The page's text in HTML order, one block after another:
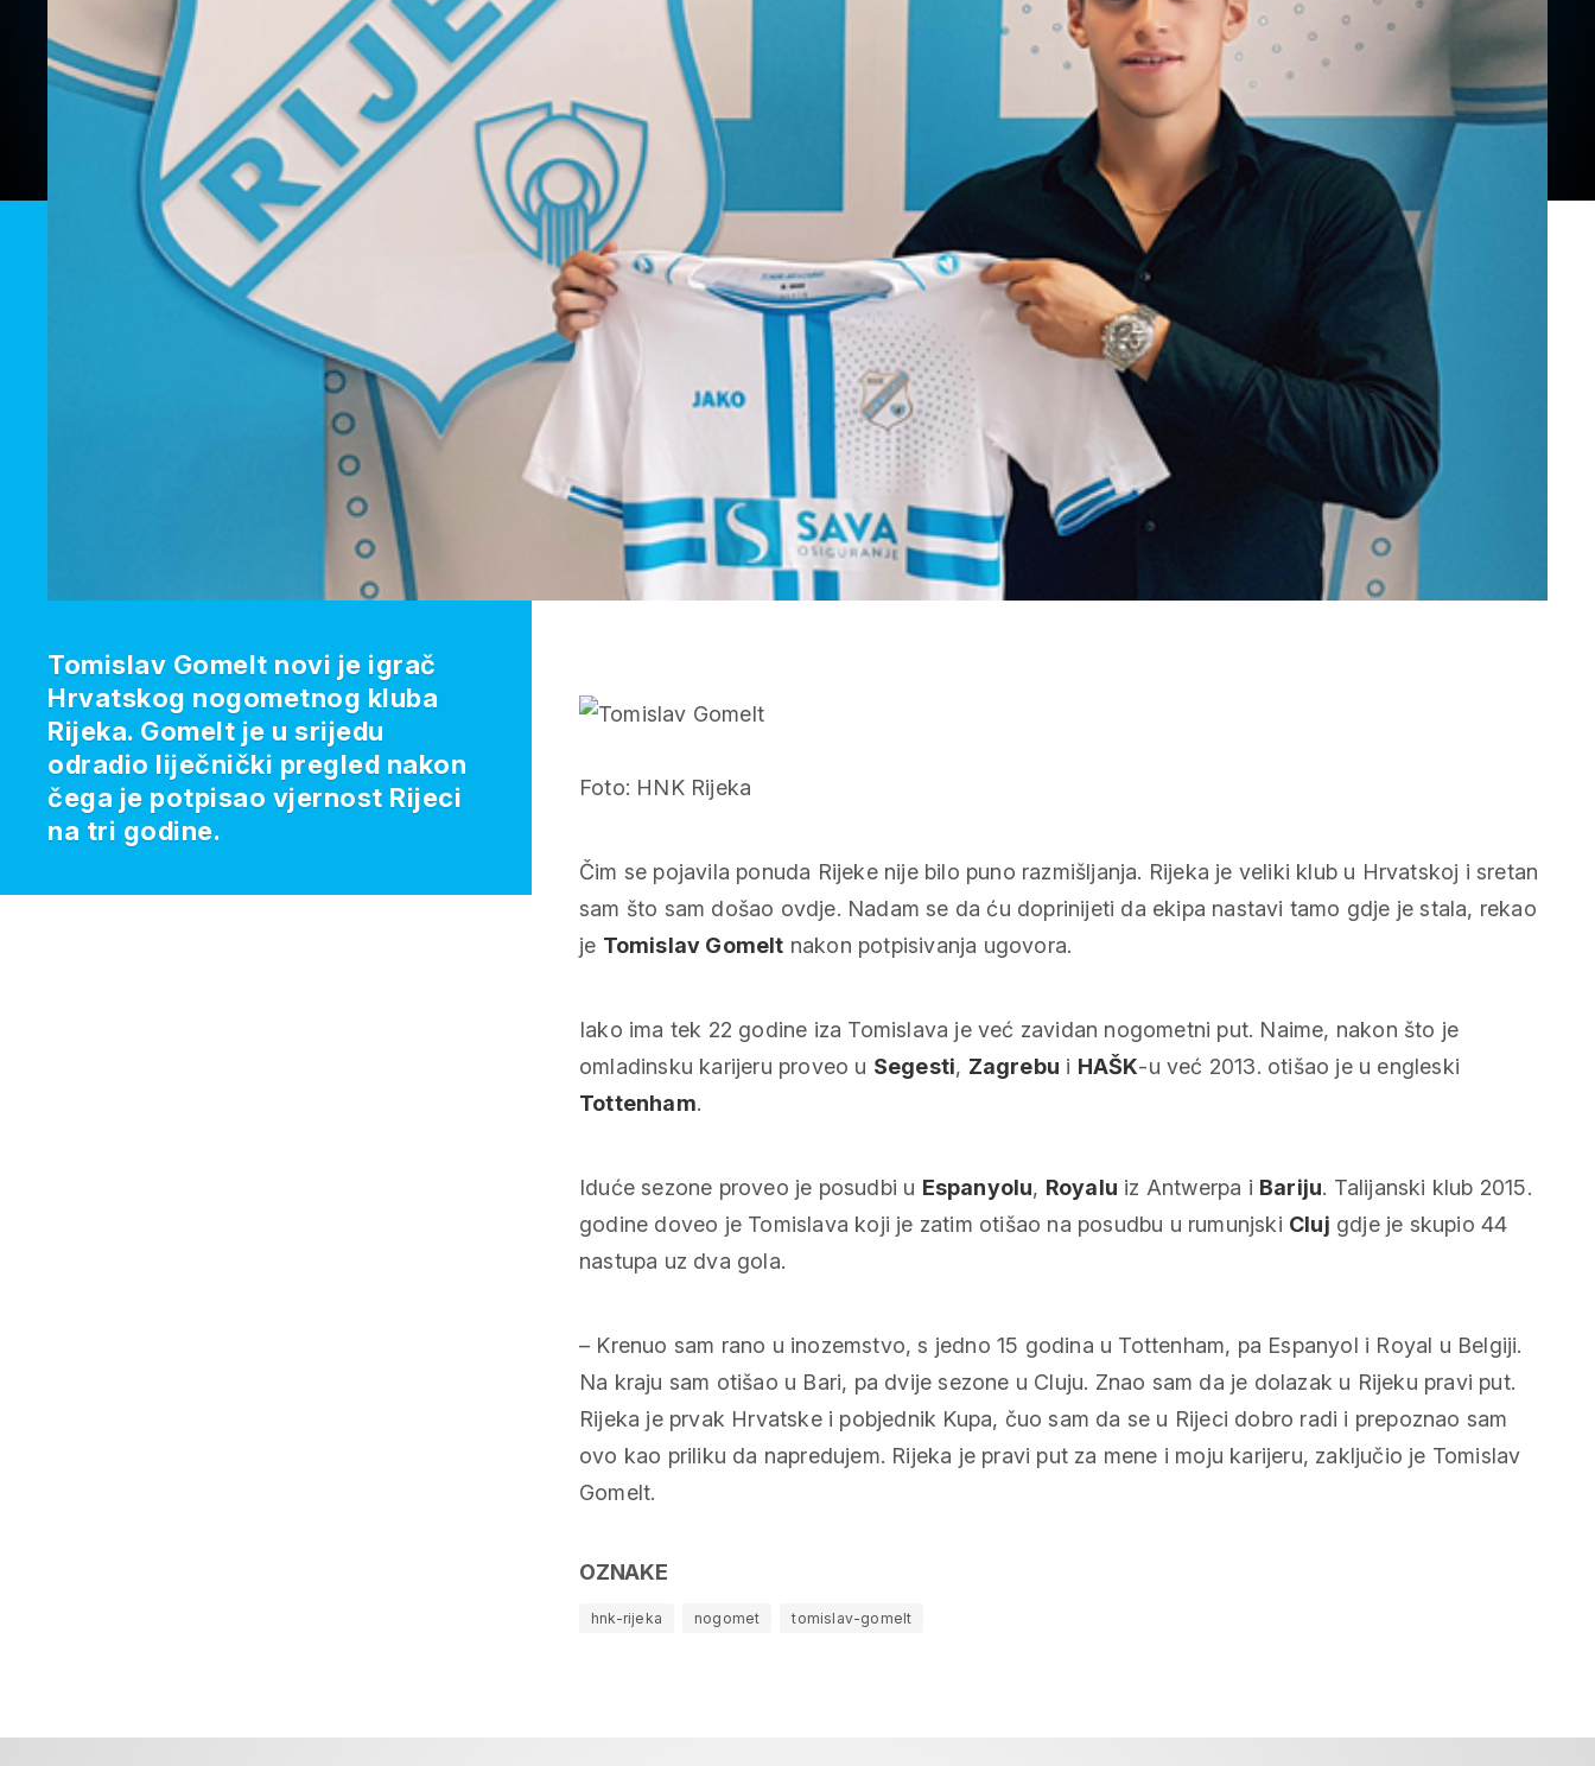
Foto: HNK Rijeka
Čim se pojavila ponuda Rijeke nije bilo puno razmišljanja. Rijeka je veliki klub u Hrvatskoj i sretan
sam što sam došao ovdje. Nadam se da ću doprinijeti da ekipa nastavi tamo gdje je stala, rekao
je Tomislav Gomelt nakon potpisivanja ugovora.
Iako ima tek 22 godine iza Tomislava je već zavidan nogometni put. Naime, nakon što je
omladinsku karijeru proveo u Segesti, Zagrebu i HAŠK-u već 2013. otišao je u engleski
Tottenham.
Iduće sezone proveo je posudbi u Espanyolu, Royalu iz Antwerpa i Bariju. Talijanski klub 2015.
godine doveo je Tomislava koji je zatim otišao na posudbu u rumunjski Cluj gdje je skupio 44
nastupa uz dva gola.
– Krenuo sam rano u inozemstvo, s jedno 15 godina u Tottenham, pa Espanyol i Royal u Belgiji.
Na kraju sam otišao u Bari, pa dvije sezone u Cluju. Znao sam da je dolazak u Rijeku pravi put.
Rijeka je prvak Hrvatske i pobjednik Kupa, čuo sam da se u Rijeci dobro radi i prepoznao sam
ovo kao priliku da napredujem. Rijeka je pravi put za mene i moju karijeru, zaključio je Tomislav
Gomelt.
OZNAKE
hnk-rijeka nogomet tomislav-gomelt
Tomislav Gomelt novi je igrač
Hrvatskog nogometnog kluba
Rijeka. Gomelt je u srijedu
odradio liječnički pregled nakon
čega je potpisao vjernost Rijeci
na tri godine.